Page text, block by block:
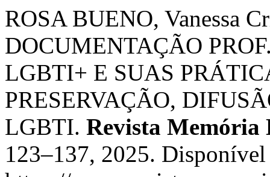
ROSA BUENO, Vanessa
DOCUMENTAÇÃO
LGBTI+ E SUAS
PRESERVAÇÃO,
LGBTI. Revista Memória
123–137, 2025.